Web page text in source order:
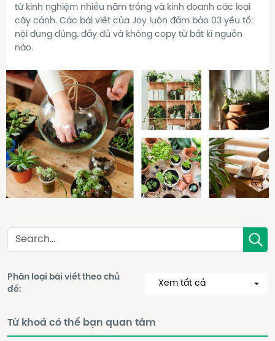
từ kinh nghiệm nhiều năm trồng và kinh doanh các loại
cây cảnh. Các bài viết của Joy luôn đảm bảo 03 yếu tố:
nội dung đúng, đầy đủ và không copy từ bất kì nguồn
nào.
Phân loại bài viết theo chủ
đề:
Xem tất cả
Từ khoá có thể bạn quan tâm